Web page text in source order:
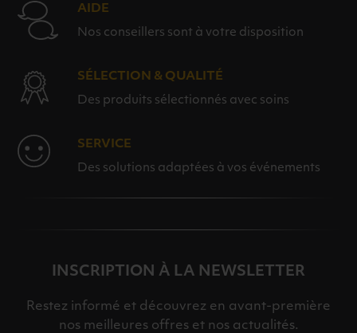
AIDE
Nos conseillers sont à votre disposition
SÉLECTION & QUALITÉ
Des produits sélectionnés avec soins
SERVICE
Des solutions adaptées à vos événements
INSCRIPTION À LA NEWSLETTER
Restez informé et découvrez en avant-première
nos meilleures offres et nos actualités.